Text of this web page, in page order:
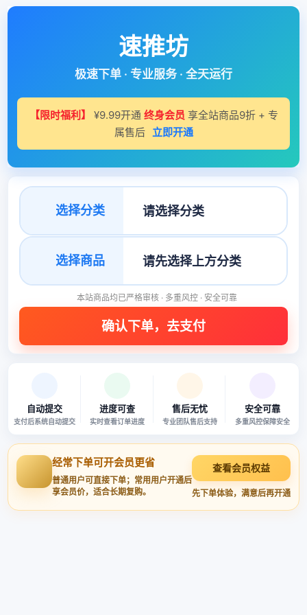
速推坊
极速下单 · 专业服务 · 全天运行
【限时福利】 ¥9.99开通 终身会员 享全站商品9折 + 专
属售后 立即开通
选择分类
选择商品
本站商品均已严格审核 · 多重风控 · 安全可靠
自动提交
支付后系统自动提交
进度可查
实时查看订单进度
售后无忧
专业团队售后支持
安全可靠
多重风控保障安全
经常下单可开会员更省
普通用户可直接下单；常用用户开通后
享会员价，适合长期复购。
查看会员权益
先下单体验，满意后再开通